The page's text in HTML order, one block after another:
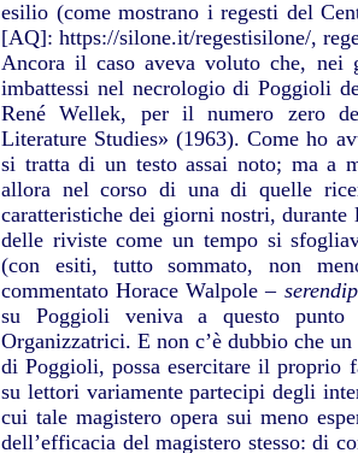
esilio (come mostrano i regesti del
[AQ]: https://silone.it/regestisilone/,
Ancora il caso aveva voluto che,
imbattessi nel necrologio di Poggioli
René Wellek, per il numero zero
Literature Studies» (1963). Come ho
si tratta di un testo assai noto; ma a
allora nel corso di una di quelle
caratteristiche dei giorni nostri,
delle riviste come un tempo si
(con esiti, tutto sommato, non
commentato Horace Walpole –
su Poggioli veniva a questo
Organizzatrici. E non c’è dubbio che
di Poggioli, possa esercitare il proprio
su lettori variamente partecipi degli
cui tale magistero opera sui meno
dell’efficacia del magistero stesso: di